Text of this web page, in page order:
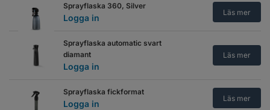
Sprayflaska 360, Silver
Logga in
Läs mer
Sprayflaska automatic svart
diamant
Logga in
Läs mer
Sprayflaska fickformat
Logga in
Läs mer